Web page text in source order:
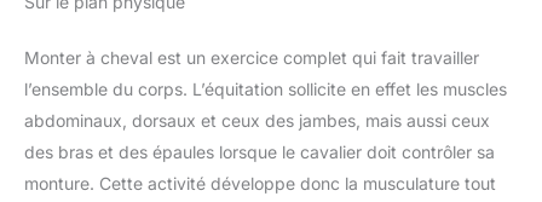
Monter à cheval est un exercice complet qui fait travailler
l’ensemble du corps. L’équitation sollicite en effet les muscles
abdominaux, dorsaux et ceux des jambes, mais aussi ceux
des bras et des épaules lorsque le cavalier doit contrôler sa
monture. Cette activité développe donc la musculature tout